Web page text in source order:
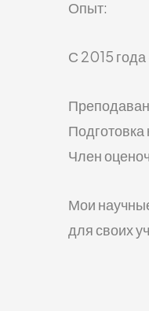
Опыт:
С 2015
Член
Мои
для своих